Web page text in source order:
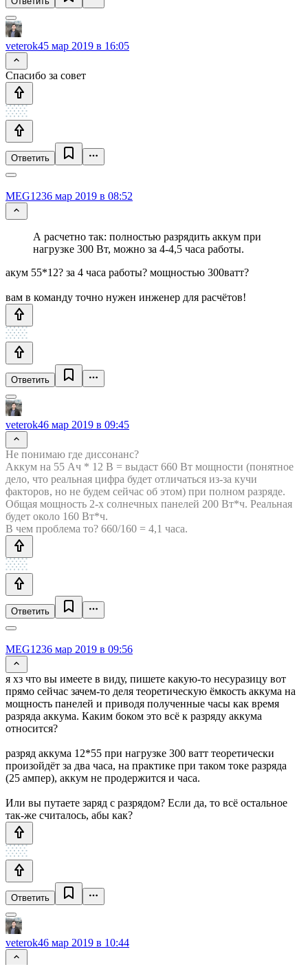
veterok45 мар 2019 в 16:05
Спасибо за совет
Ответить
MEG1236 мар 2019 в 08:52
А расчетно так: полностью разрядить аккум при
нагрузке 300 Вт, можно за 4-4,5 часа работы.
акум 55*12? за 4 часа работы? мощностью 300ватт?
вам в команду точно нужен инженер для расчётов!
Ответить
veterok46 мар 2019 в 09:45
Не понимаю где диссонанс?
Аккум на 55 Ач * 12 В = выдаст 660 Вт мощности (понятное
дело, что реальная цифра будет отличаться из-за кучи
факторов, но не будем сейчас об этом) при полном разряде.
Общая мощность 2-х солнечных панелей 200 Вт*ч. Реальная
будет около 160 Вт*ч.
В чем проблема то? 660/160 = 4,1 часа.
Ответить
MEG1236 мар 2019 в 09:56
я хз что вы имеете в виду, пишете какую-то несуразицу вот
прямо сейчас зачем-то деля теоретическую ёмкость аккума на
мощность панелей и приводя полученные часы как время
разряда аккума. Каким боком это всё к разряду аккума
относится?
разряд аккума 12*55 при нагрузке 300 ватт теоретически
произойдёт за два часа, на практике при таком токе разряда
(25 ампер), аккум не продержится и часа.
Или вы путаете заряд с разрядом? Если да, то всё остальное
так-же считалось, абы как?
Ответить
veterok46 мар 2019 в 10:44